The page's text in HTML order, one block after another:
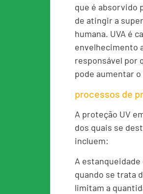
que é absorvido
de atingir a
humana. UVA é
envelhecimento
responsável por
pode aumentar
processos de
A proteção UV
dos quais se
incluem:
A
quando se trata
limitam a